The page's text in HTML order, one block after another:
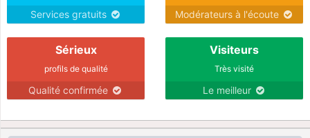
Services gratuits Modérateurs à l'écoute
Sérieux
profils de qualité
Qualité confirmée
Visiteurs
Très visité
Le meilleur